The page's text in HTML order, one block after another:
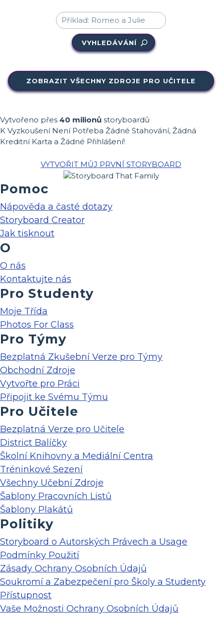
VYHLEDÁVÁNÍ
ZOBRAZIT VŠECHNY ZDROJE PRO UČITELE
Vytvořeno přes 40 milionů storyboardů
K Vyzkoušení Není Potřeba Žádné Stahování, Žádná
Kreditní Karta a Žádné Přihlášení!
VYTVOŘIT MŮJ PRVNÍ STORYBOARD
Pomoc
Nápověda a časté dotazy
Storyboard Creator
Jak tisknout
O
O nás
Kontaktujte nás
Pro Studenty
Moje Třída
Photos For Class
Pro Týmy
Bezplatná Zkušební Verze pro Týmy
Obchodní Zdroje
Vytvořte pro Práci
Připojit ke Svému Týmu
Pro Učitele
Bezplatná Verze pro Učitele
District Balíčky
Školní Knihovny a Mediální Centra
Tréninkové Sezení
Všechny Učební Zdroje
Šablony Pracovních Listů
Šablony Plakátů
Politiky
Storyboard o Autorských Právech a Usage
Podmínky Použití
Zásady Ochrany Osobních Údajů
Soukromí a Zabezpečení pro Školy a Studenty
Přístupnost
Vaše Možnosti Ochrany Osobních Údajů